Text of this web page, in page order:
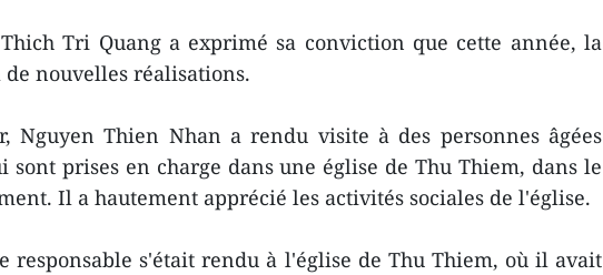
Tri Quang a exprimé sa conviction que cette année, la
nouvelles réalisations.
Nguyen Thien Nhan a rendu visite à des personnes âgées
sont prises en charge dans une église de Thu Thiem, dans le
Il a hautement apprécié les activités sociales de l'église.
responsable s'était rendu à l'église de Thu Thiem, où il avait